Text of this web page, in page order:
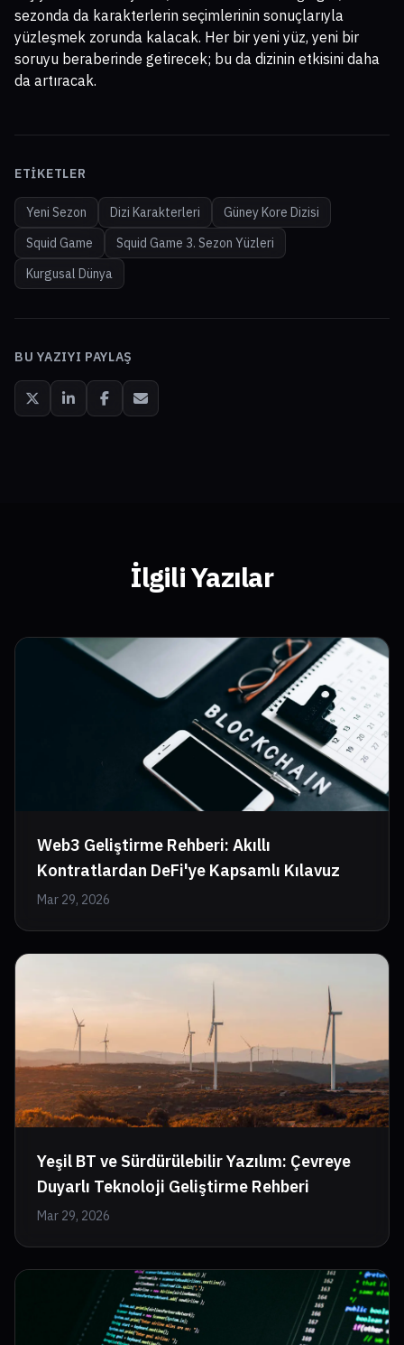
sezonda da karakterlerin seçimlerinin sonuçlarıyla
yüzleşmek zorunda kalacak. Her bir yeni yüz, yeni bir
soruyu beraberinde getirecek; bu da dizinin etkisini daha
da artıracak.
ETIKETLER
Yeni Sezon Dizi Karakterleri
Güney Kore Dizisi
Squid Game
Squid Game 3. Sezon Yüzleri
Kurgusal Dünya
BU YAZIYI PAYLAŞ
İlgili Yazılar
Web3 Geliştirme Rehberi: Akıllı
Kontratlardan DeFi'ye Kapsamlı Kılavuz
Mar 29, 2026
Yeşil BT ve Sürdürülebilir Yazılım: Çevreye
Duyarlı Teknoloji Geliştirme Rehberi
Mar 29, 2026